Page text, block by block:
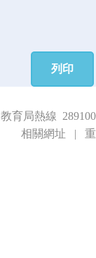
列印
教育局熱線
相關網址 |